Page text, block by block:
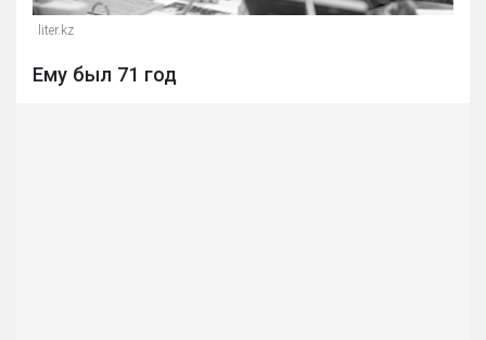
liter.kz
Ему был 71 год